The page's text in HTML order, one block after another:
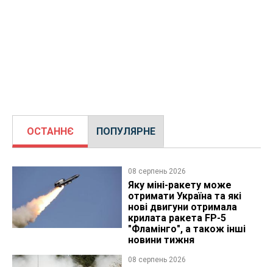
ОСТАННЄ ПОПУЛЯРНЕ
08 серпень 2026
Яку міні-ракету може
отримати Україна та які
нові двигуни отримала
крилата ракета FP-5
"Фламінго", а також інші
новини тижня
08 серпень 2026